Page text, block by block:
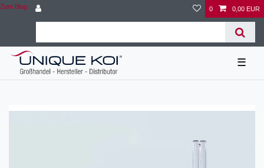
Zum Blog 0 0,00 EUR
☰